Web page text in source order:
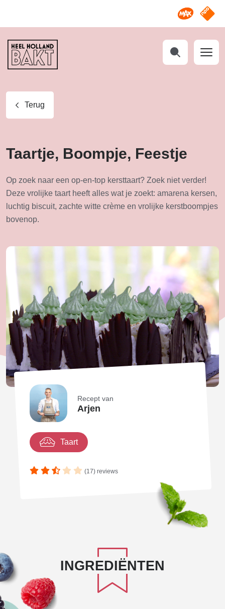
Omroep
NPO
Heel
Holland
Bakt
Terug
Taartje, Boompje, Feestje
Op zoek naar een op-en-top kersttaart? Zoek niet verder!
Deze vrolijke taart heeft alles wat je zoekt: amarena kersen,
luchtig biscuit, zachte witte crème en vrolijke kerstboompjes
bovenop.
Recept van
Arjen
Taart
(17) reviews
INGREDIËNTEN